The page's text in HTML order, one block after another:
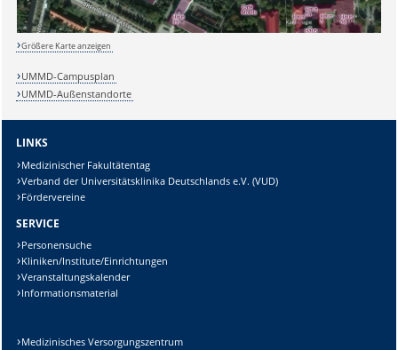
Sicherheitsabfrage:
Lösung:
Größere Karte anzeigen
UMMD-Campusplan
UMMD-Außenstandorte
LINKS
Medizinischer Fakultätentag
Verband der Universitätsklinika Deutschlands e.V. (VUD)
Fördervereine
SERVICE
Personensuche
Kliniken/Institute/Einrichtungen
Veranstaltungskalender
Informationsmaterial
Medizinisches Versorgungszentrum